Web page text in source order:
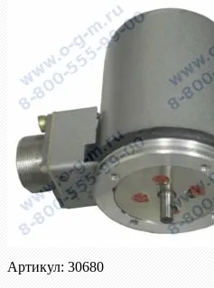
Артикул: 30680